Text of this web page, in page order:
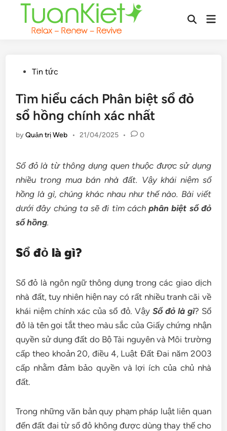
Open
PostedTin tức
Tìm hiểu cách Phân biệt sổ đỏ
sổ hồng chính xác nhất
byQuản trị Web • 21/04/2025 • 0
Sổ đỏ là từ thông dụng quen thuộc được sử dụng
nhiều trong mua bán nhà đất. Vậy khái niệm sổ
hồng là gì, chúng khác nhau như thế nào. Bài viết
dưới đây chúng ta sẽ đi tìm cáchphân biệt sổ đỏ
sổ hồng.
Sổ đỏ là gì?
Sổ đỏ là ngôn ngữ thông dụng trong các giao dịch
nhà đất, tuy nhiên hiện nay có rất nhiều tranh cãi về
khái niệm chính xác của sổ đỏ. Vậy Sổ đỏ là gì? Sổ
đỏ là tên gọi tắt theo màu sắc của Giấy chứng nhận
quyền sử dụng đất do Bộ Tài nguyên và Môi trường
cấp theo khoản 20, điều 4, Luật Đất Đai năm 2003
cấp nhằm đảm bảo quyền và lợi ích của chủ nhà
đất.
Trong những văn bản quy phạm pháp luật liên quan
đến đất đai từ sổ đỏ không được dùng thay thế cho